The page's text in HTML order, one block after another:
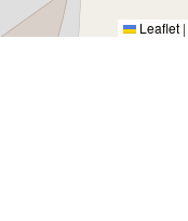
Leaflet |